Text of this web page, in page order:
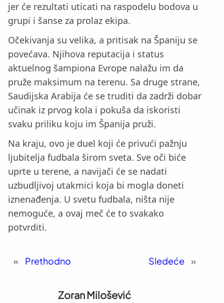
jer će rezultati uticati na raspodelu bodova u
grupi i šanse za prolaz ekipa.
Očekivanja su velika, a pritisak na Španiju se
povećava. Njihova reputacija i status
aktuelnog šampiona Evrope nalažu im da
pruže maksimum na terenu. Sa druge strane,
Saudijska Arabija će se truditi da zadrži dobar
učinak iz prvog kola i pokuša da iskoristi
svaku priliku koju im Španija pruži.
Na kraju, ovo je duel koji će privući pažnju
ljubitelja fudbala širom sveta. Sve oči biće
uprte u terene, a navijači će se nadati
uzbudljivoj utakmici koja bi mogla doneti
iznenađenja. U svetu fudbala, ništa nije
nemoguće, a ovaj meč će to svakako
potvrditi.
« Prethodno Sledeće »
Zoran Milošević